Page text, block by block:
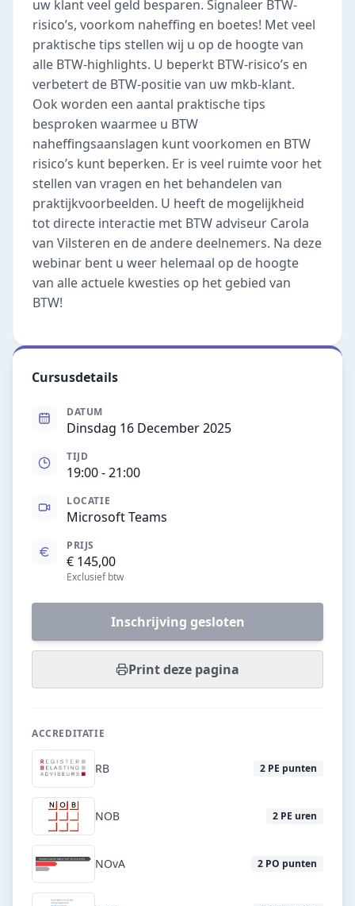
uw klant veel geld besparen. Signaleer BTW-
risico’s, voorkom naheffing en boetes! Met veel
praktische tips stellen wij u op de hoogte van
alle BTW-highlights. U beperkt BTW-risico’s en
verbetert de BTW-positie van uw mkb-klant.
Ook worden een aantal praktische tips
besproken waarmee u BTW
naheffingsaanslagen kunt voorkomen en BTW
risico’s kunt beperken. Er is veel ruimte voor het
stellen van vragen en het behandelen van
praktijkvoorbeelden. U heeft de mogelijkheid
tot directe interactie met BTW adviseur Carola
van Vilsteren en de andere deelnemers. Na deze
webinar bent u weer helemaal op de hoogte
van alle actuele kwesties op het gebied van
BTW!
Cursusdetails
DATUM
Dinsdag 16 December 2025
TIJD
19:00- 21:00
LOCATIE
Microsoft Teams
PRIJS
€ 145,00
Exclusief btw
Inschrijving gesloten
Print deze pagina
ACCREDITATIE
RB 2 PE punten
NOB 2 PE uren
NOvA 2 PO punten